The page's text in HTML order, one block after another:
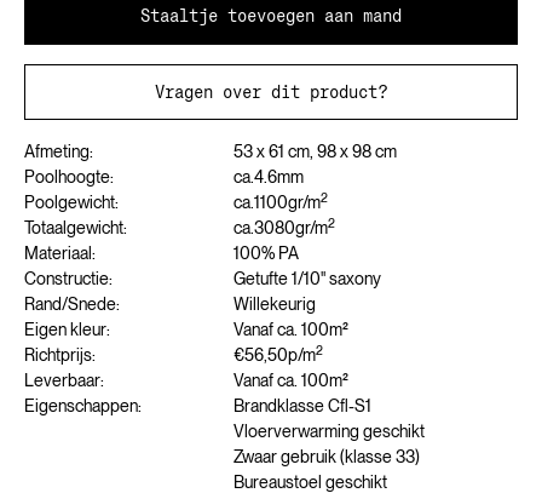
Staaltje toevoegen aan mand
Vragen over dit product?
Afmeting:
53 x 61 cm, 98 x 98 cm
Poolhoogte:
ca.4.6mm
Poolgewicht:
ca.1100gr/m2
Totaalgewicht: ca.3080gr/m2
Materiaal:
100% PA
Constructie:
Getufte 1/10" saxony
Rand/Snede:
Willekeurig
Eigen kleur:
Vanaf ca. 100m²
Richtprijs:
€56,50p/m2
Leverbaar:
Vanaf ca. 100m²
Eigenschappen:
Brandklasse Cfl-S1
Vloerverwarming geschikt
Zwaar gebruik (klasse 33)
Bureaustoel geschikt